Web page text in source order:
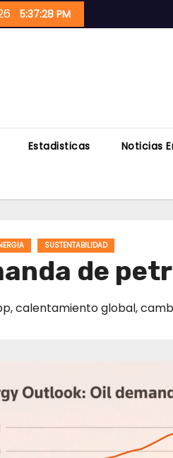
5:37:29 PM
Estadisticas Noticias
SUSTENTABILIDAD
de
,calentamiento global,